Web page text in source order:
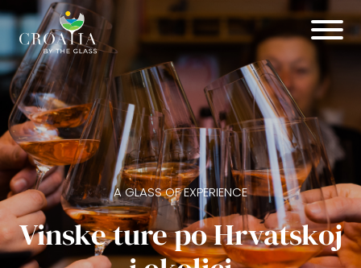
SPOJITE UGODNO S KORISNIM
'Vinski' team
Da, molim! :)